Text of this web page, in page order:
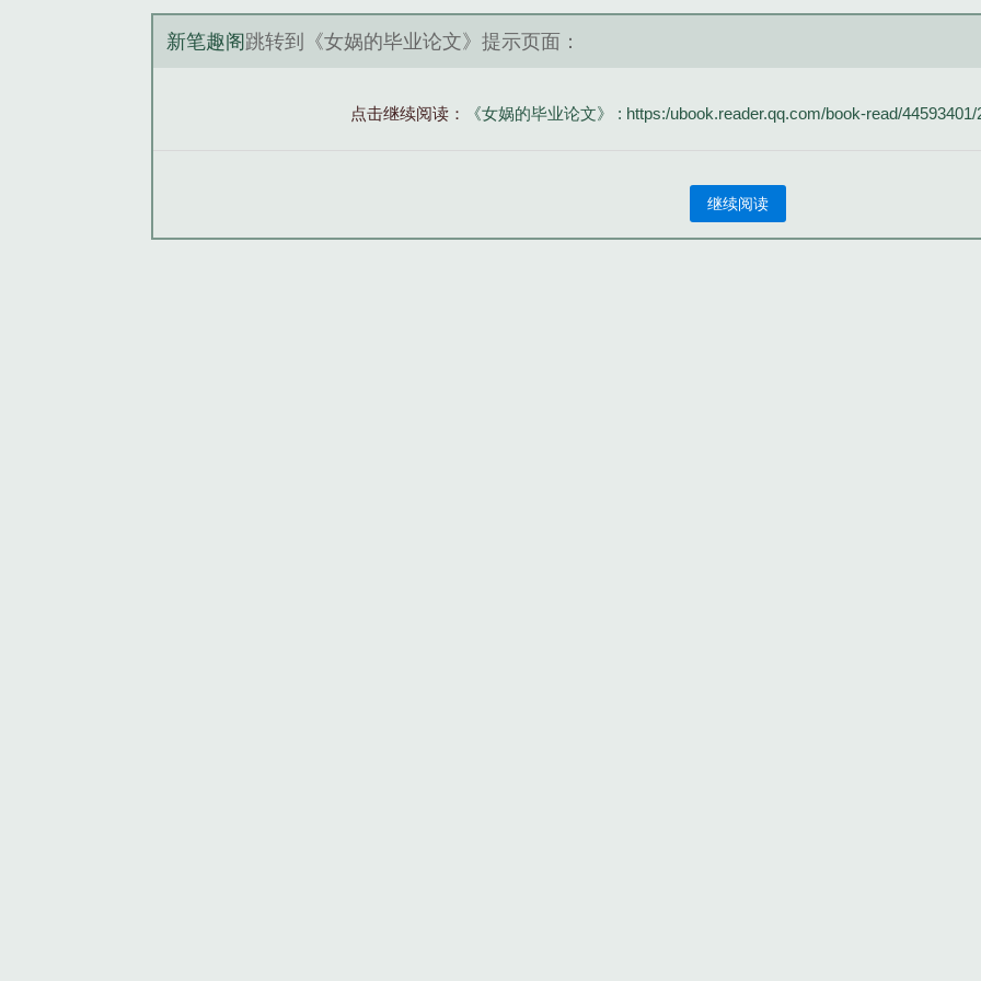
新笔趣阁 跳转到《女娲的毕业论文》提示页面：
点击继续阅读： 《女娲的毕业论文》 : https:/ubook.reader.qq.com/book-read/44593401/
继续阅读